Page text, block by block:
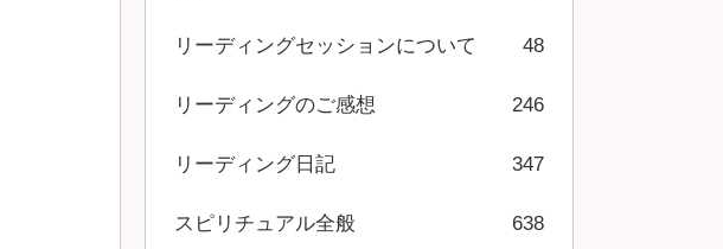
リーディングセッションについて 48
リーディングのご感想 246
リーディング日記 347
スピリチュアル全般 638